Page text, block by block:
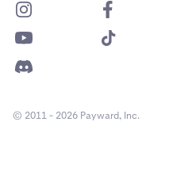
© 2011 - 2026 Payward, Inc.